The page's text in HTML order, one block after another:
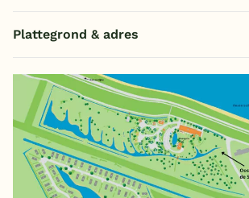
Plattegrond & adres